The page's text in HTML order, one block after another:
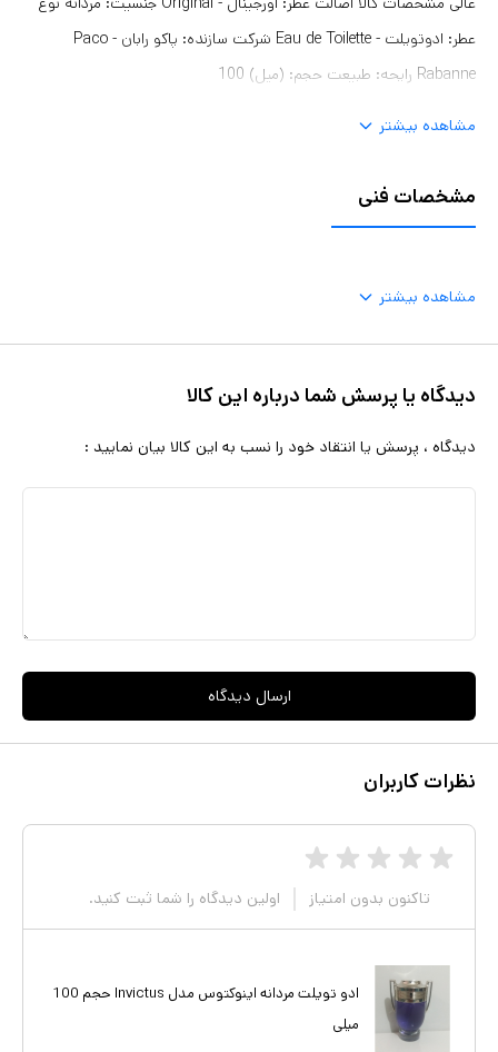
عطر: ادوتویلت - Eau de Toilette شرکت سازنده: پاکو رابان - Paco
Rabanne رایحه: طبیعت حجم: (میل) 100
مشاهده بیشتر
مشخصات فنی
مشاهده بیشتر
دیدگاه یا پرسش شما درباره این کالا
دیدگاه ، پرسش یا انتقاد خود را نسب به این کالا بیان نمایید :
ارسال دیدگاه
نظرات کاربران
تاکنون بدون امتیاز اولین دیدگاه را شما ثبت کنید.
ادو تویلت مردانه اینوکتوس مدل Invictus حجم 100
میلی